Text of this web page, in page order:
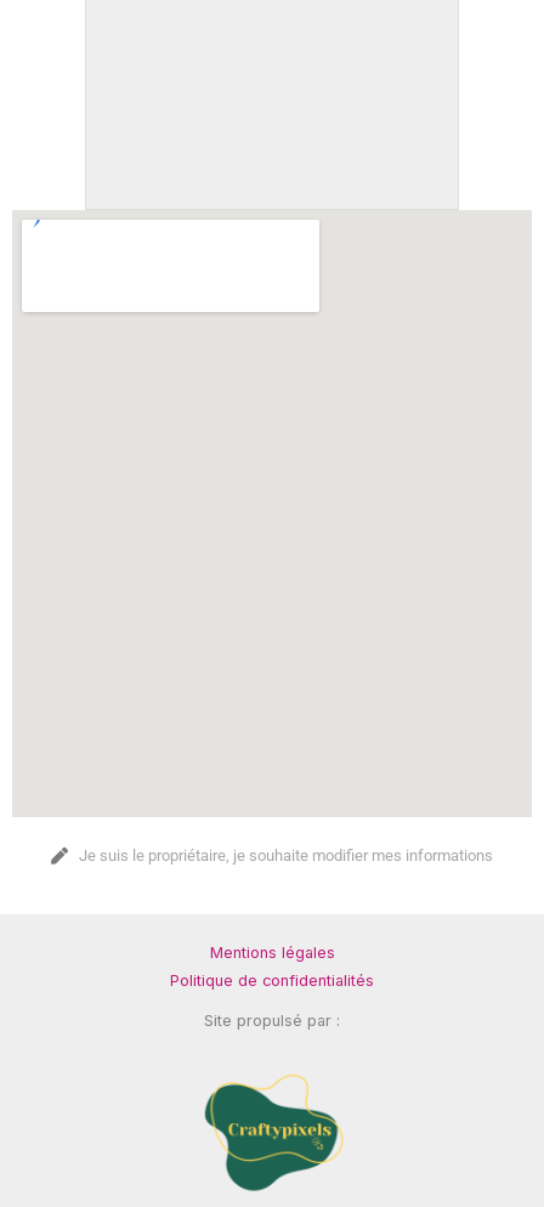
Je suis le propriétaire, je souhaite modifier mes informations
Mentions légales
Politique de confidentialités
Site propulsé par :